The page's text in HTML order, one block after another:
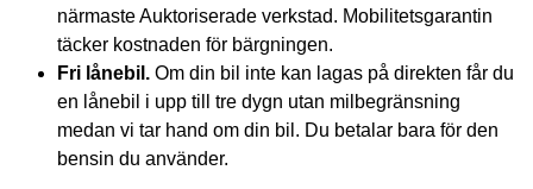
närmaste Auktoriserade verkstad. Mobilitetsgarantin
täcker kostnaden för bärgningen.
Fri lånebil. Om din bil inte kan lagas på direkten får du
en lånebil i upp till tre dygn utan milbegränsning
medan vi tar hand om din bil. Du betalar bara för den
bensin du använder.